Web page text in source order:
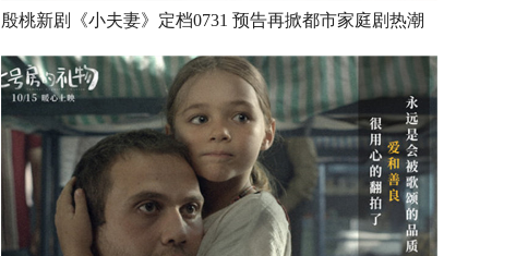
殷桃新剧《小夫妻》定档0731 预告再掀都市家庭剧热潮